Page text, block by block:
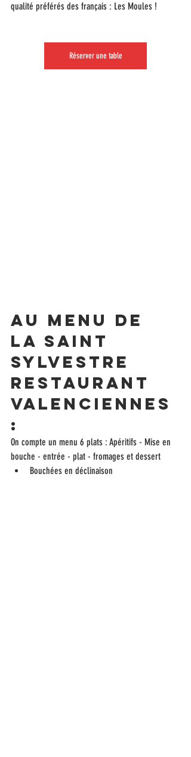
qualité préférés des français : Les Moules !
Réserver une table
Au menu de
la Saint
sylvestre
restaurant
valenciennes
:
On compte un menu 6 plats : Apéritifs - Mise en
bouche - entrée - plat - fromages et dessert
Bouchées en déclinaison